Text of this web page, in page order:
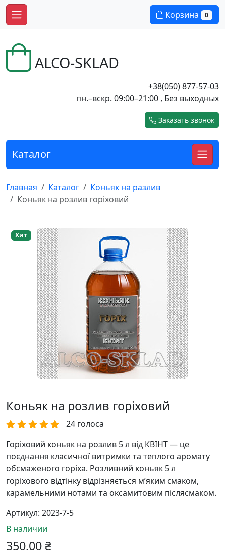
Корзина 0
ALCO-SKLAD
+38(050) 877-57-03
пн.–вскр. 09:00–21:00 , Без выходных
Заказать звонок
Каталог
Главная Каталог
Коньяк на разлив
Коньяк на розлив горіховий
Хит
Коньяк на розлив горіховий
24 голоса
Горіховий коньяк на розлив 5 л від КВІНТ — це
поєднання класичної витримки та теплого аромату
обсмаженого горіха. Розливний коньяк 5 л
горіхового відтінку відрізняється м’яким смаком,
карамельними нотами та оксамитовим післясмаком.
Артикул: 2023-7-5
В наличии
350.00₴